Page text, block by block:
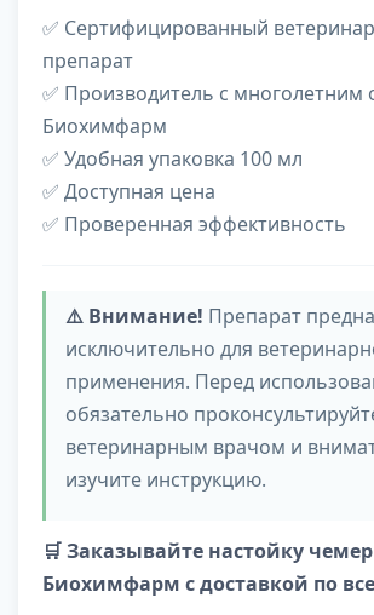
✅ Сертифицированный
препарат
✅ Производитель с многолетним
Биохимфарм
✅ Удобная упаковка 100 мл
✅ Доступная цена
✅ Проверенная эффективность
⚠️ Внимание! Препарат
исключительно для
применения. Перед
обязательно
ветеринарным врачом и
изучите инструкцию.
🛒 Заказывайте настойку
Биохимфарм с доставкой по